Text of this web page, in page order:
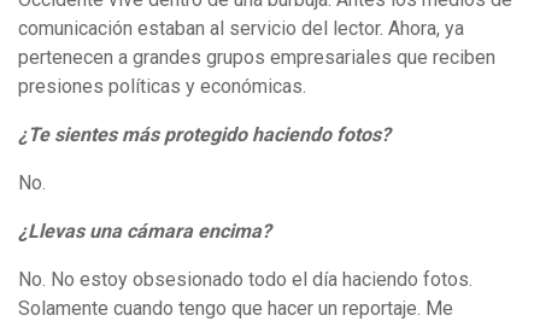
comunicación estaban al servicio del lector. Ahora, ya
pertenecen a grandes grupos empresariales que reciben
presiones políticas y económicas.
¿Te sientes más protegido haciendo fotos?
No.
¿Llevas una cámara encima?
No. No estoy obsesionado todo el día haciendo fotos.
Solamente cuando tengo que hacer un reportaje. Me